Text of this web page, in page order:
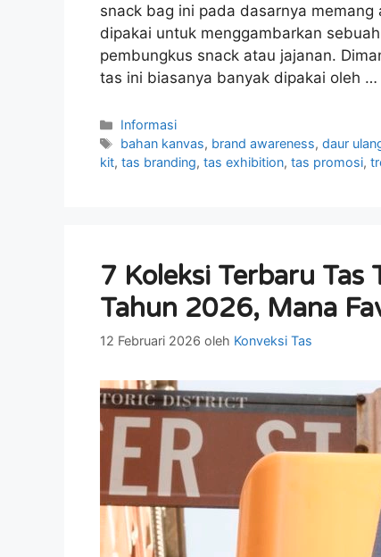
snack bag ini pada dasarnya
dipakai untuk menggambarkan
pembungkus snack atau jajanan.
tas ini biasanya banyak dipakai oleh …
Kategori
Informasi
Tag
bahan kanvas, brand awareness,daur
kit, tas branding, tas exhibition, tas promosi,
7 Koleksi Terbaru
Tahun 2026, Mana
12 Februari 2026 oleh Konveksi Tas